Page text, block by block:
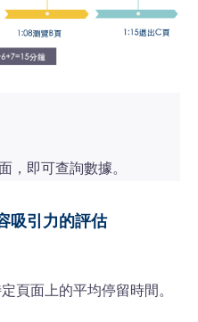
，即可查詢數據。
吸引力的評估
頁面上的平均停留時間。